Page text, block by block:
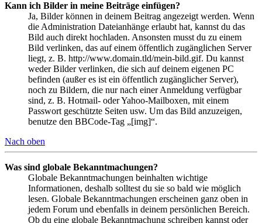
Kann ich Bilder in meine Beiträge einfügen?
Ja, Bilder können in deinem Beitrag angezeigt werden. Wenn
die Administration Dateianhänge erlaubt hat, kannst du das
Bild auch direkt hochladen. Ansonsten musst du zu einem
Bild verlinken, das auf einem öffentlich zugänglichen Server
liegt, z. B. http://www.domain.tld/mein-bild.gif. Du kannst
weder Bilder verlinken, die sich auf deinem eigenen PC
befinden (außer es ist ein öffentlich zugänglicher Server),
noch zu Bildern, die nur nach einer Anmeldung verfügbar
sind, z. B. Hotmail- oder Yahoo-Mailboxen, mit einem
Passwort geschützte Seiten usw. Um das Bild anzuzeigen,
benutze den BBCode-Tag „[img]“.
Nach oben
Was sind globale Bekanntmachungen?
Globale Bekanntmachungen beinhalten wichtige
Informationen, deshalb solltest du sie so bald wie möglich
lesen. Globale Bekanntmachungen erscheinen ganz oben in
jedem Forum und ebenfalls in deinem persönlichen Bereich.
Ob du eine globale Bekanntmachung schreiben kannst oder